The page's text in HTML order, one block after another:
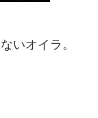
いオイラ。